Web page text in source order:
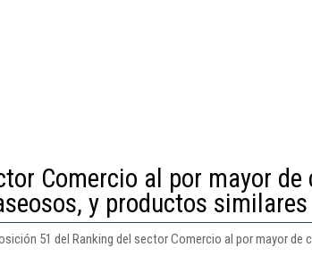
Comercio al por mayor
y productos similares
51 del Ranking del sector Comercio al por mayor